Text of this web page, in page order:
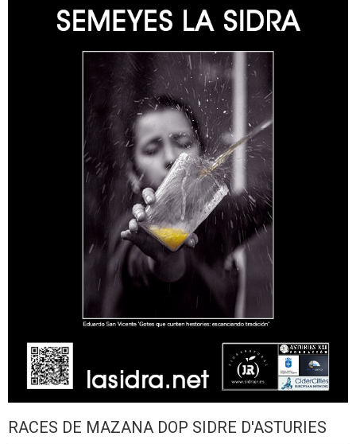
RACES DE MAZANA DOP SIDRE D'ASTURIES